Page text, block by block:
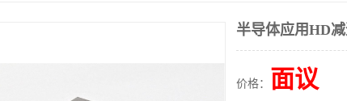
半导体应用HD
价格： 面议